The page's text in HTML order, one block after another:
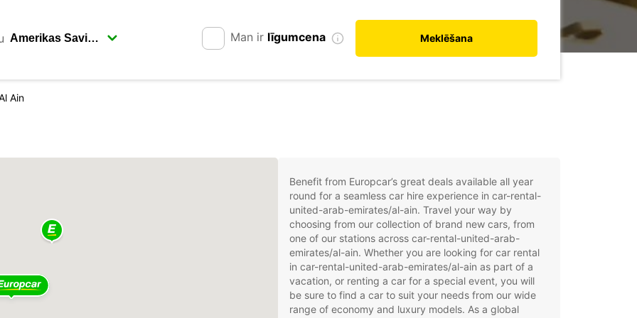
Man ir līgumcena Meklēšana
Ain
Benefit from Europcar’s great deals available all year
round for a seamless car hire experience in car-rental-
united-arab-emirates/al-ain. Travel your way by
choosing from our collection of brand new cars, from
one of our stations across car-rental-united-arab-
emirates/al-ain. Whether you are looking for car rental
in car-rental-united-arab-emirates/al-ain as part of a
vacation, or renting a car for a special event, you will
be sure to find a car to suit your needs from our wide
range of economy and luxury models. As a global